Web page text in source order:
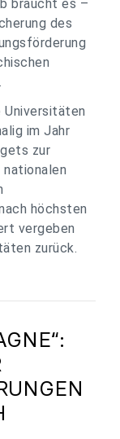
braucht es –
des
Universitäten
im Jahr
zur
nationalen
höchsten
vergeben
zurück.
und